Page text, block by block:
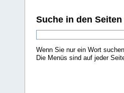
Suche in den Seiten
Wenn Sie nur ein Wort
Die Menüs sind auf jeder